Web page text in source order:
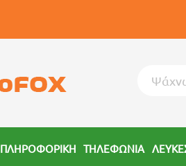
ΠΛΗΡΟΦΟΡΙΚΗ ΤΗΛΕΦΩΝΙΑ